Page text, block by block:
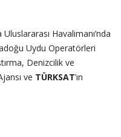
Havalimanı’nda
Uydu Operatörleri
Denizcilik ve
ve TÜRKSAT’ın